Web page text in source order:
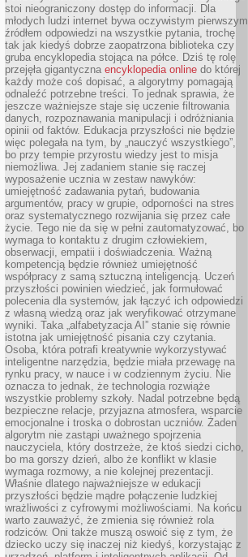
stoi nieograniczony dostęp do informacji. Dla
młodych ludzi internet bywa oczywistym pierwszym
źródłem odpowiedzi na wszystkie pytania, trochę
tak jak kiedyś dobrze zaopatrzona biblioteka czy
gruba encyklopedia stojąca na półce. Dziś tę rolę
przejęła gigantyczna encyklopedia online do której
każdy może coś dopisać, a algorytmy pomagają
odnaleźć potrzebne treści. To jednak sprawia, że
jeszcze ważniejsze staje się uczenie filtrowania
danych, rozpoznawania manipulacji i odróżniania
opinii od faktów. Edukacja przyszłości nie będzie
więc polegała na tym, by „nauczyć wszystkiego”,
bo przy tempie przyrostu wiedzy jest to misja
niemożliwa. Jej zadaniem stanie się raczej
wyposażenie ucznia w zestaw nawyków:
umiejętność zadawania pytań, budowania
argumentów, pracy w grupie, odporności na stres
oraz systematycznego rozwijania się przez całe
życie. Tego nie da się w pełni zautomatyzować, bo
wymaga to kontaktu z drugim człowiekiem,
obserwacji, empatii i doświadczenia. Ważną
kompetencją będzie również umiejętność
współpracy z samą sztuczną inteligencją. Uczeń
przyszłości powinien wiedzieć, jak formułować
polecenia dla systemów, jak łączyć ich odpowiedzi
z własną wiedzą oraz jak weryfikować otrzymane
wyniki. Taka „alfabetyzacja AI” stanie się równie
istotna jak umiejętność pisania czy czytania.
Osoba, która potrafi kreatywnie wykorzystywać
inteligentne narzędzia, będzie miała przewagę na
rynku pracy, w nauce i w codziennym życiu. Nie
oznacza to jednak, że technologia rozwiąże
wszystkie problemy szkoły. Nadal potrzebne będą
bezpieczne relacje, przyjazna atmosfera, wsparcie
emocjonalne i troska o dobrostan uczniów. Żaden
algorytm nie zastąpi uważnego spojrzenia
nauczyciela, który dostrzeże, że ktoś siedzi cicho,
bo ma gorszy dzień, albo że konflikt w klasie
wymaga rozmowy, a nie kolejnej prezentacji.
Właśnie dlatego najważniejsze w edukacji
przyszłości będzie mądre połączenie ludzkiej
wrażliwości z cyfrowymi możliwościami. Na końcu
warto zauważyć, że zmienia się również rola
rodziców. Oni także muszą oswoić się z tym, że
dziecko uczy się inaczej niż kiedyś, korzystając z